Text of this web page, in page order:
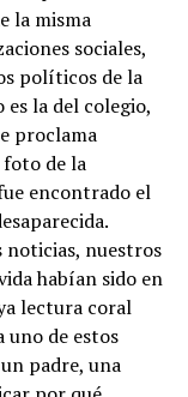
la misma
sociales,
políticos de la
es la del colegio,
proclama
foto de la
encontrado el
noticias, nuestros
habían sido en
lectura coral
uno de estos
padre, una